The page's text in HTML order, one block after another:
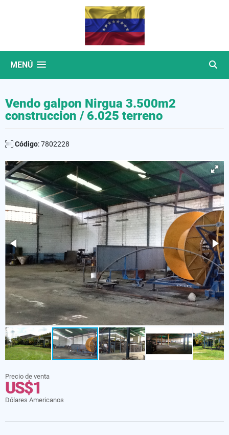
MENÚ
Vendo galpon Nirgua 3.500m2
construccion / 6.025 terreno
Código: 7802228
Precio de venta
US$1
Dólares Americanos